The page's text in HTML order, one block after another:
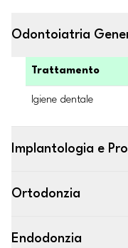
Odontoiatria
Trattamento
Igiene dentale
Implantologia e
Ortodonzia
Endodonzia